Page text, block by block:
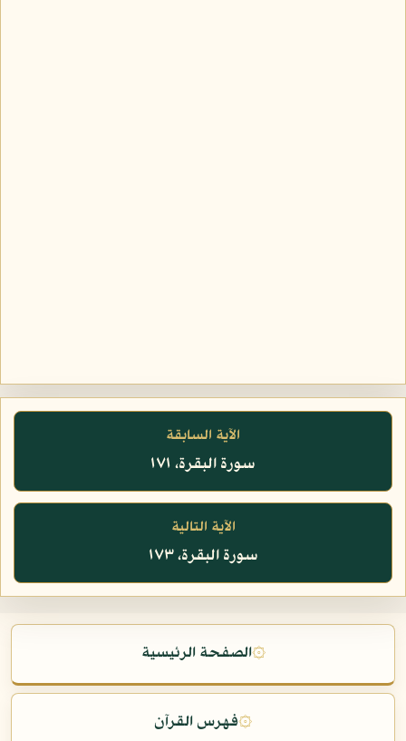
الآية السابقة
سورة البقرة، ١٧١
الآية التالية
سورة البقرة، ١٧٣
۞الصفحة الرئيسية
۞فهرس القرآن